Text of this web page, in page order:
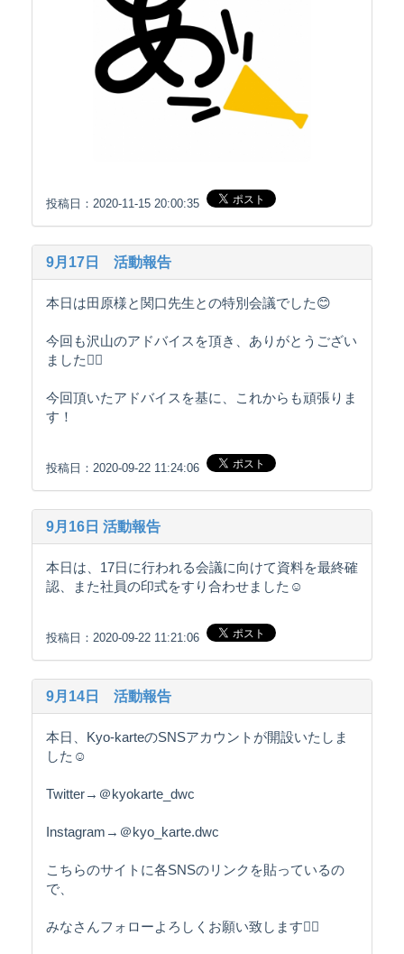
投稿日：2020-11-15 20:00:35
9月17日 活動報告
本日は田原様と関口先生との特別会議でした😊
今回も沢山のアドバイスを頂き、ありがとうござい
ました🙇‍♀️
今回頂いたアドバイスを基に、これからも頑張りま
す！
投稿日：2020-09-22 11:24:06
9月16日 活動報告
本日は、17日に行われる会議に向けて資料を最終確
認、また社員の印式をすり合わせました☺️
投稿日：2020-09-22 11:21:06
9月14日 活動報告
本日、Kyo-karteのSNSアカウントが開設いたしま
した☺️
Twitter→＠kyokarte_dwc
Instagram→＠kyo_karte.dwc
こちらのサイトに各SNSのリンクを貼っているの
で、
みなさんフォローよろしくお願い致します🙇‍♀️